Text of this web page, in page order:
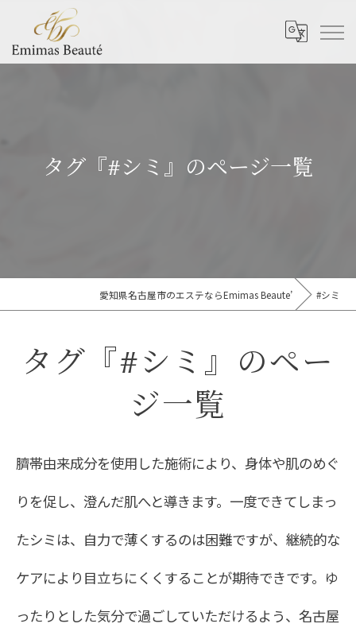
タグ『#シミ』のページ一覧
愛知県名古屋市のエステならEmimas Beaute’ #シミ
タグ『#シミ』のペー
ジ一覧
臍帯由来成分を使用した施術により、身体や肌のめぐ
りを促し、澄んだ肌へと導きます。一度できてしまっ
たシミは、自力で薄くするのは困難ですが、継続的な
ケアにより目立ちにくくすることが期待できです。ゆ
ったりとした気分で過ごしていただけるよう、名古屋